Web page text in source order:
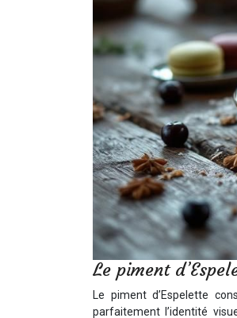
Le piment
Le piment d’Espelette
parfaitement l’identité